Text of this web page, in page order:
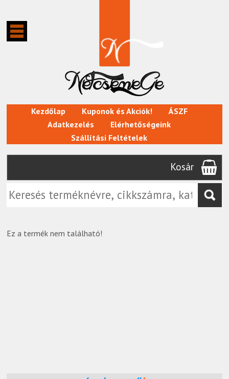
Kezdőlap Kuponok és Akciók!
ÁSZF
Adatkezelés
Elérhetőségeink
Szállítási Feltételek
Kosár
Ez a termék nem található!